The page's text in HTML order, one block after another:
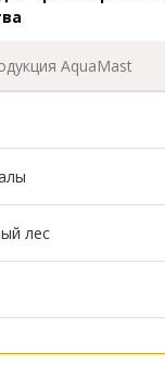
AquaMast
лес